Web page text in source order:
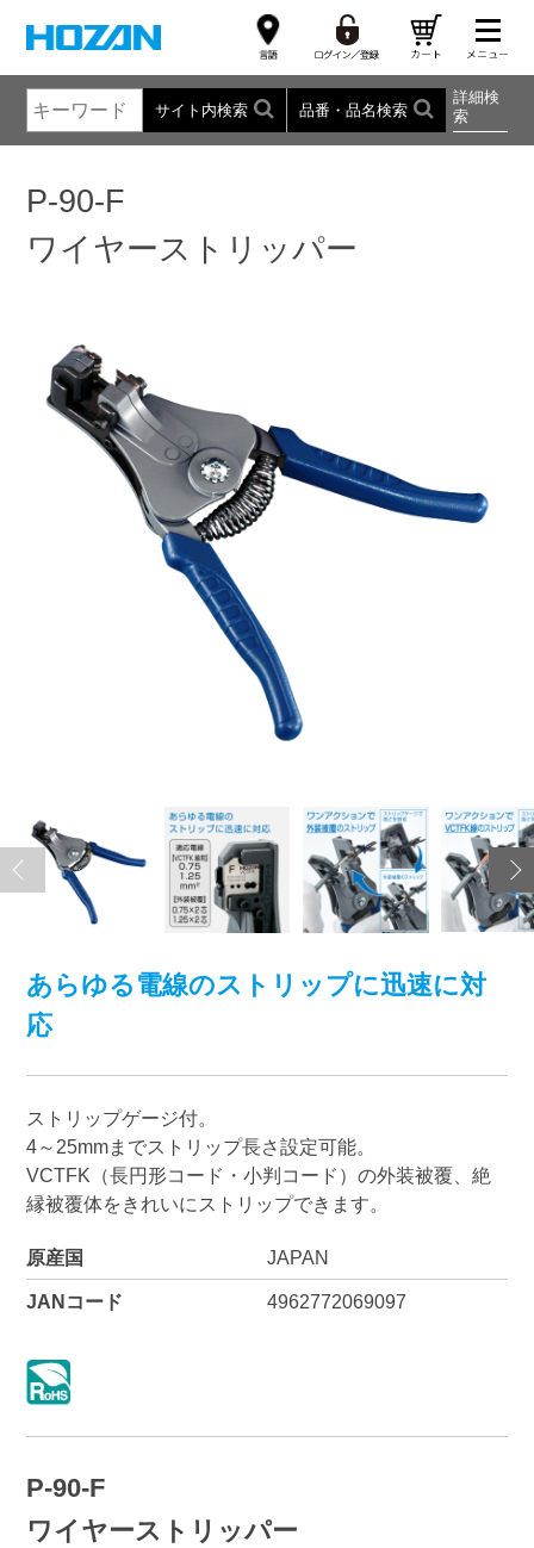
サイト内検索 品番・品名検索
詳細検
索
P-90-F
ワイヤーストリッパー
あらゆる電線のストリップに迅速に対
応
ストリップゲージ付。
4～25mmまでストリップ長さ設定可能。
VCTFK（長円形コード・小判コード）の外装被覆、絶
縁被覆体をきれいにストリップできます。
原産国 JAPAN
JANコード 4962772069097
P-90-F
ワイヤーストリッパー